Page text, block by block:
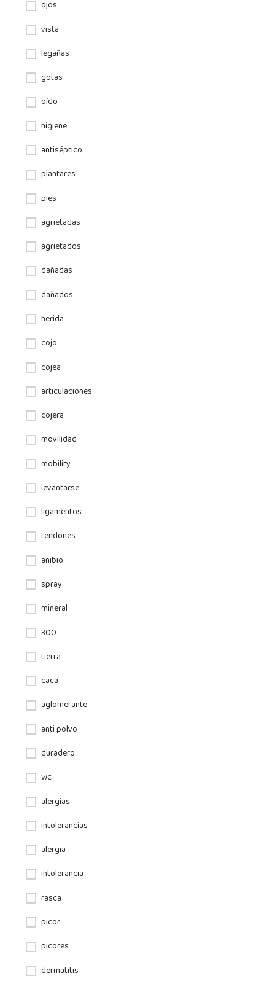
ojos
vista
legañas
gotas
oído
higiene
antiséptico
plantares
pies
agrietadas
agrietados
dañadas
dañados
herida
cojo
cojea
articulaciones
cojera
movilidad
mobility
levantarse
ligamentos
tendones
anibio
spray
mineral
300
tierra
caca
aglomerante
anti polvo
duradero
wc
alergias
intolerancias
alergia
intolerancia
rasca
picor
picores
dermatitis